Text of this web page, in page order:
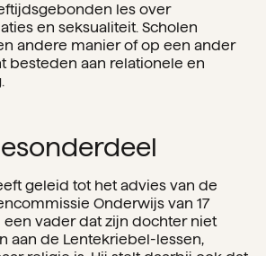
les over
en seksualiteit. Scholen
andere manier of op een ander
besteden aan relationele en
geleid tot het advies van de
Onderwijs van 17
een vader dat zijn dochter niet
aan de Lentekriebel-lessen,